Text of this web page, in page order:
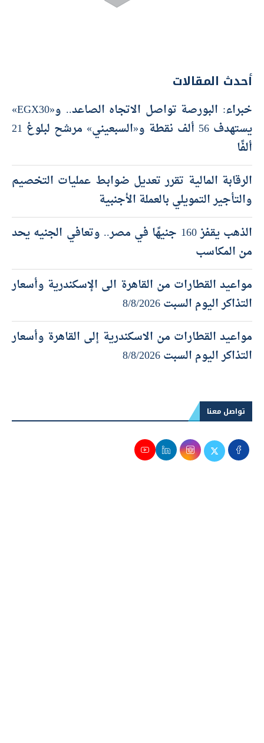
أحدث المقالات
خبراء: البورصة تواصل الاتجاه الصاعد.. و«EGX30»
يستهدف 56 ألف نقطة و«السبعيني» مرشح لبلوغ 21
ألفًا
الرقابة المالية تقرر تعديل ضوابط عمليات التخصيم
والتأجير التمويلي بالعملة الأجنبية
الذهب يقفز 160 جنيهًا في مصر.. وتعافي الجنيه يحد
من المكاسب
مواعيد القطارات من القاهرة الى الإسكندرية وأسعار
التذاكر اليوم السبت 8/8/2026
مواعيد القطارات من الاسكندرية إلى القاهرة وأسعار
التذاكر اليوم السبت 8/8/2026
تواصل معنا